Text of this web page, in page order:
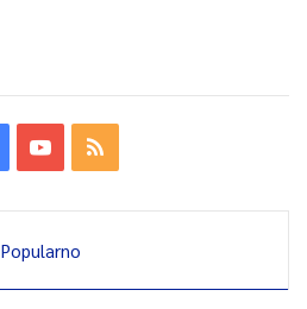
Popularno